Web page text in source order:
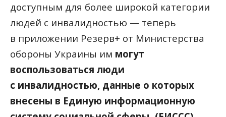
доступным для более широкой категории
людей с инвалидностью — теперь
в приложении Резерв+ от Министерства
обороны Украины им могут
воспользоваться люди
с инвалидностью, данные о которых
внесены в Единую информационную